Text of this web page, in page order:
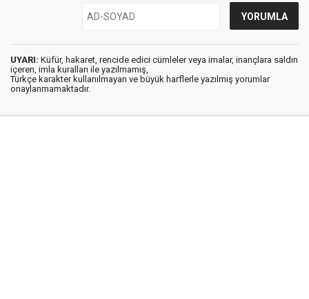
UYARI: Küfür, hakaret, rencide edici cümleler veya imalar, inançlara saldırı
içeren, imla kuralları ile yazılmamış,
Türkçe karakter kullanılmayan ve büyük harflerle yazılmış yorumlar
onaylanmamaktadır.